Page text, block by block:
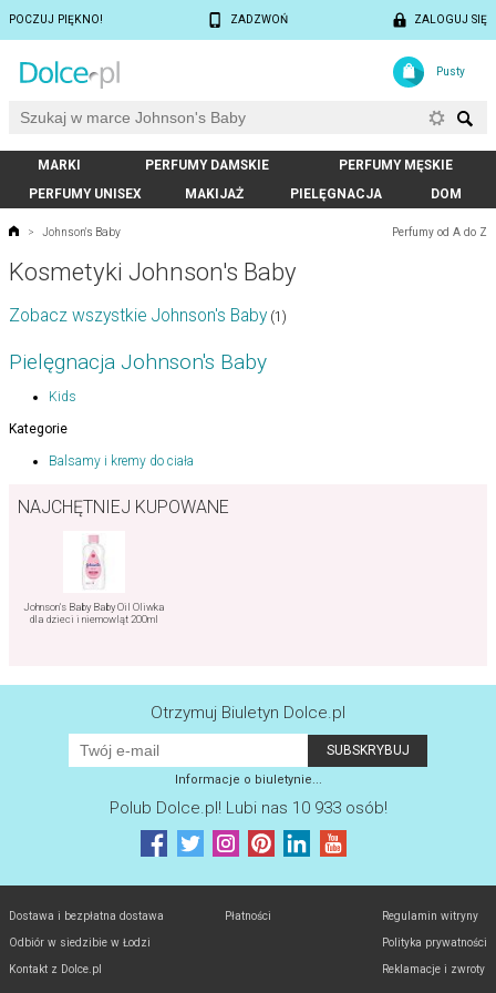
POCZUJ PIĘKNO! ZADZWOŃ ZALOGUJ SIĘ
Pusty
MARKI PERFUMY DAMSKIE
PERFUMY MĘSKIE
PERFUMY UNISEX
MAKIJAŻ PIELĘGNACJA DOM
Perfumy od A do Z
> Johnson's Baby
Kosmetyki Johnson's Baby
Zobacz wszystkie Johnson's Baby (1)
Pielęgnacja Johnson's Baby
Kids
Kategorie
Balsamy i kremy do ciała
NAJCHĘTNIEJ KUPOWANE
Johnson's Baby Baby Oil Oliwka
dla dzieci i niemowląt 200ml
Otrzymuj Biuletyn Dolce.pl
Informacje o biuletynie...
Polub Dolce.pl! Lubi nas 10 933 osób!
Dostawa i bezpłatna dostawa
Odbiór w siedzibie w Łodzi
Kontakt z Dolce.pl
Płatności Regulamin witryny
Polityka prywatności
Reklamacje i zwroty